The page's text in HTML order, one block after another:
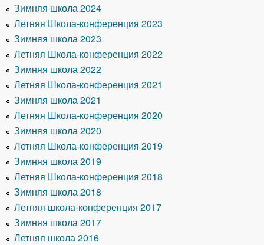
Зимняя школа 2024
Летняя Школа-конференция 2023
Зимняя школа 2023
Летняя Школа-конференция 2022
Зимняя школа 2022
Летняя Школа-конференция 2021
Зимняя школа 2021
Летняя Школа-конференция 2020
Зимняя школа 2020
Летняя Школа-конференция 2019
Зимняя школа 2019
Летняя Школа-конференция 2018
Зимняя школа 2018
Летняя школа-конференция 2017
Зимняя школа 2017
Летняя школа 2016